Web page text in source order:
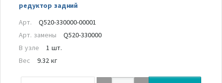
редуктор задний
Арт.
Q520-330000-00001
Арт. замены
Q520-330000
В узле
1 шт.
Вес
9.32 кг